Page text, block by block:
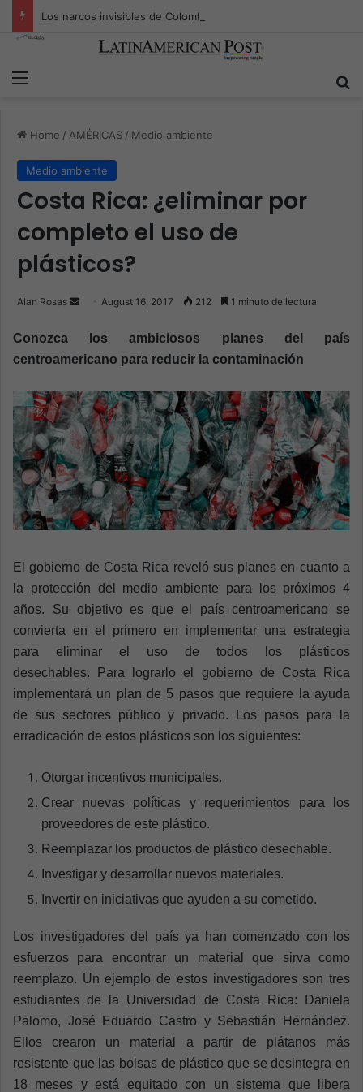
Home / AMÉRICAS / Medio ambiente
Medio ambiente
Costa Rica: ¿eliminar por
completo el uso de
plásticos?
Alan Rosas
d
n
e
m
l
August 16, 2017 212 1 minuto de lectura
Conozca los ambiciosos planes del país
centroamericano para reducir la contaminación
El gobierno de Costa Rica reveló sus planes en cuanto a
la protección del medio ambiente para los próximos 4
años. Su objetivo es que el país centroamericano se
convierta en el primero en implementar una estrategia
para eliminar el uso de todos los plásticos
desechables. Para lograrlo el gobierno de Costa Rica
implementará un plan de 5 pasos que requiere la ayuda
de sus sectores público y privado. Los pasos para la
erradicación de estos plásticos son los siguientes:
Otorgar incentivos municipales.
Crear nuevas políticas y requerimientos para los
proveedores de este plástico.
Reemplazar los productos de plástico desechable.
Investigar y desarrollar nuevos materiales.
Invertir en iniciativas que ayuden a su cometido.
Los investigadores del país ya han comenzado con los
esfuerzos para encontrar un material que sirva como
reemplazo. Un ejemplo de estos investigadores son tres
estudiantes de la Universidad de Costa Rica: Daniela
Palomo, José Eduardo Castro y Sebastián Hernández.
Ellos crearon un material a partir de plátanos más
resistente que las bolsas de plástico que se desintegra en
18 meses y está equitado con un sistema que libera